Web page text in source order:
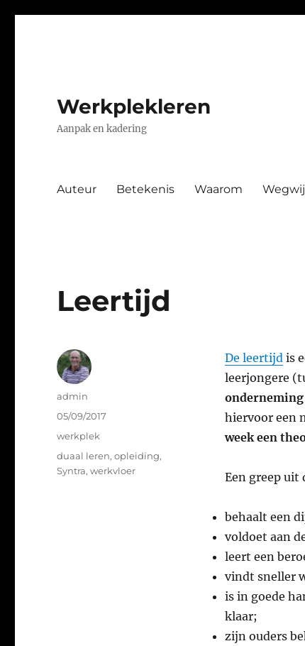
Werkplekleren
Aanpak en kadering
Auteur Betekenis Waarom
Leertijd
De leertijdis
leerjongere
onderneming
hiervoor een
week een
Een greep uit
behaalt een
voldoet aan
leert een
vindt sneller
is in goede
klaar;
zijn ouders
Auteur
admin
Geplaatst
05/09/2017
Categorieën
werkplek
Tags
duaal leren,opleiding,
Syntra,werkvloer